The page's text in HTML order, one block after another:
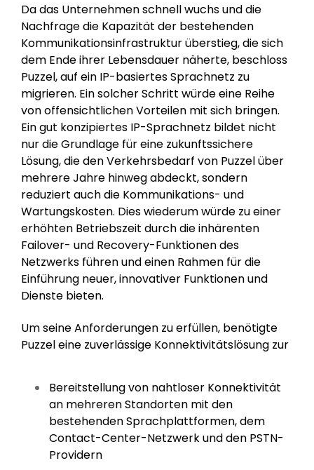
Da das Unternehmen schnell wuchs und die
Nachfrage die Kapazität der bestehenden
Kommunikationsinfrastruktur überstieg, die sich
dem Ende ihrer Lebensdauer näherte, beschloss
Puzzel, auf ein IP-basiertes Sprachnetz zu
migrieren. Ein solcher Schritt würde eine Reihe
von offensichtlichen Vorteilen mit sich bringen.
Ein gut konzipiertes IP-Sprachnetz bildet nicht
nur die Grundlage für eine zukunftssichere
Lösung, die den Verkehrsbedarf von Puzzel über
mehrere Jahre hinweg abdeckt, sondern
reduziert auch die Kommunikations- und
Wartungskosten. Dies wiederum würde zu einer
erhöhten Betriebszeit durch die inhärenten
Failover- und Recovery-Funktionen des
Netzwerks führen und einen Rahmen für die
Einführung neuer, innovativer Funktionen und
Dienste bieten.
Um seine Anforderungen zu erfüllen, benötigte
Puzzel eine zuverlässige Konnektivitätslösung zur
Bereitstellung von nahtloser Konnektivität
an mehreren Standorten mit den
bestehenden Sprachplattformen, dem
Contact-Center-Netzwerk und den PSTN-
Providern